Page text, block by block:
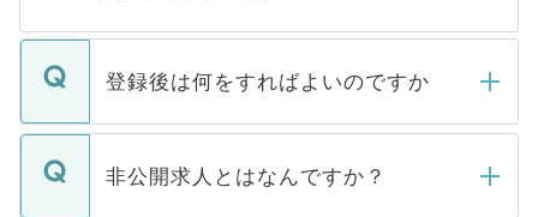
登録後は何をすればよいのですか
ご登録いただきましたら、弊社担当者がご
登録内容を確認し、その後メールもしくは
非公開求人とはなんですか？